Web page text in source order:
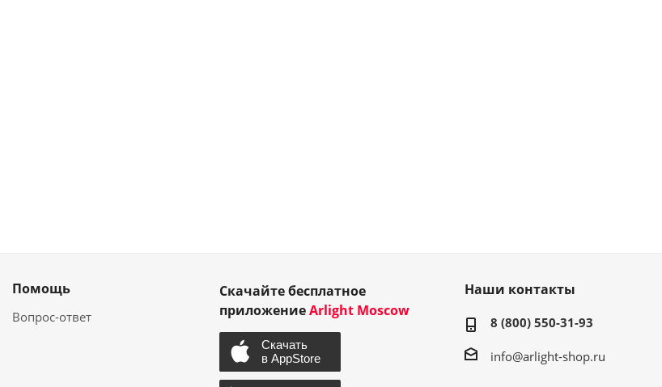
Помощь
Вопрос-ответ
Скачайте бесплатное
приложениеArlight Moscow
Наши контакты
8 (800) 550-31-93
info@arlight-shop.ru